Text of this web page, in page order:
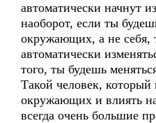
автоматически начнут
наоборот, если ты
окружающих, а не себя,
автоматически
того, ты будешь
Такой человек, который
окружающих и влиять
всегда очень большие